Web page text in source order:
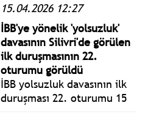
Perşembe yönetmelik,
genelge ve tebliğler
takip edebilirsiniz.
15.04.2026 12:27
İBB'ye yönelik 'yolsuzluk'
davasının Silivri'de görülen
ilk duruşmasının 22.
oturumu görüldü
İBB yolsuzluk davasının ilk
duruşması 22. oturumu 15